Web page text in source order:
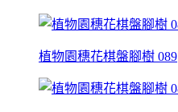
植物園穗花棋盤腳樹 089